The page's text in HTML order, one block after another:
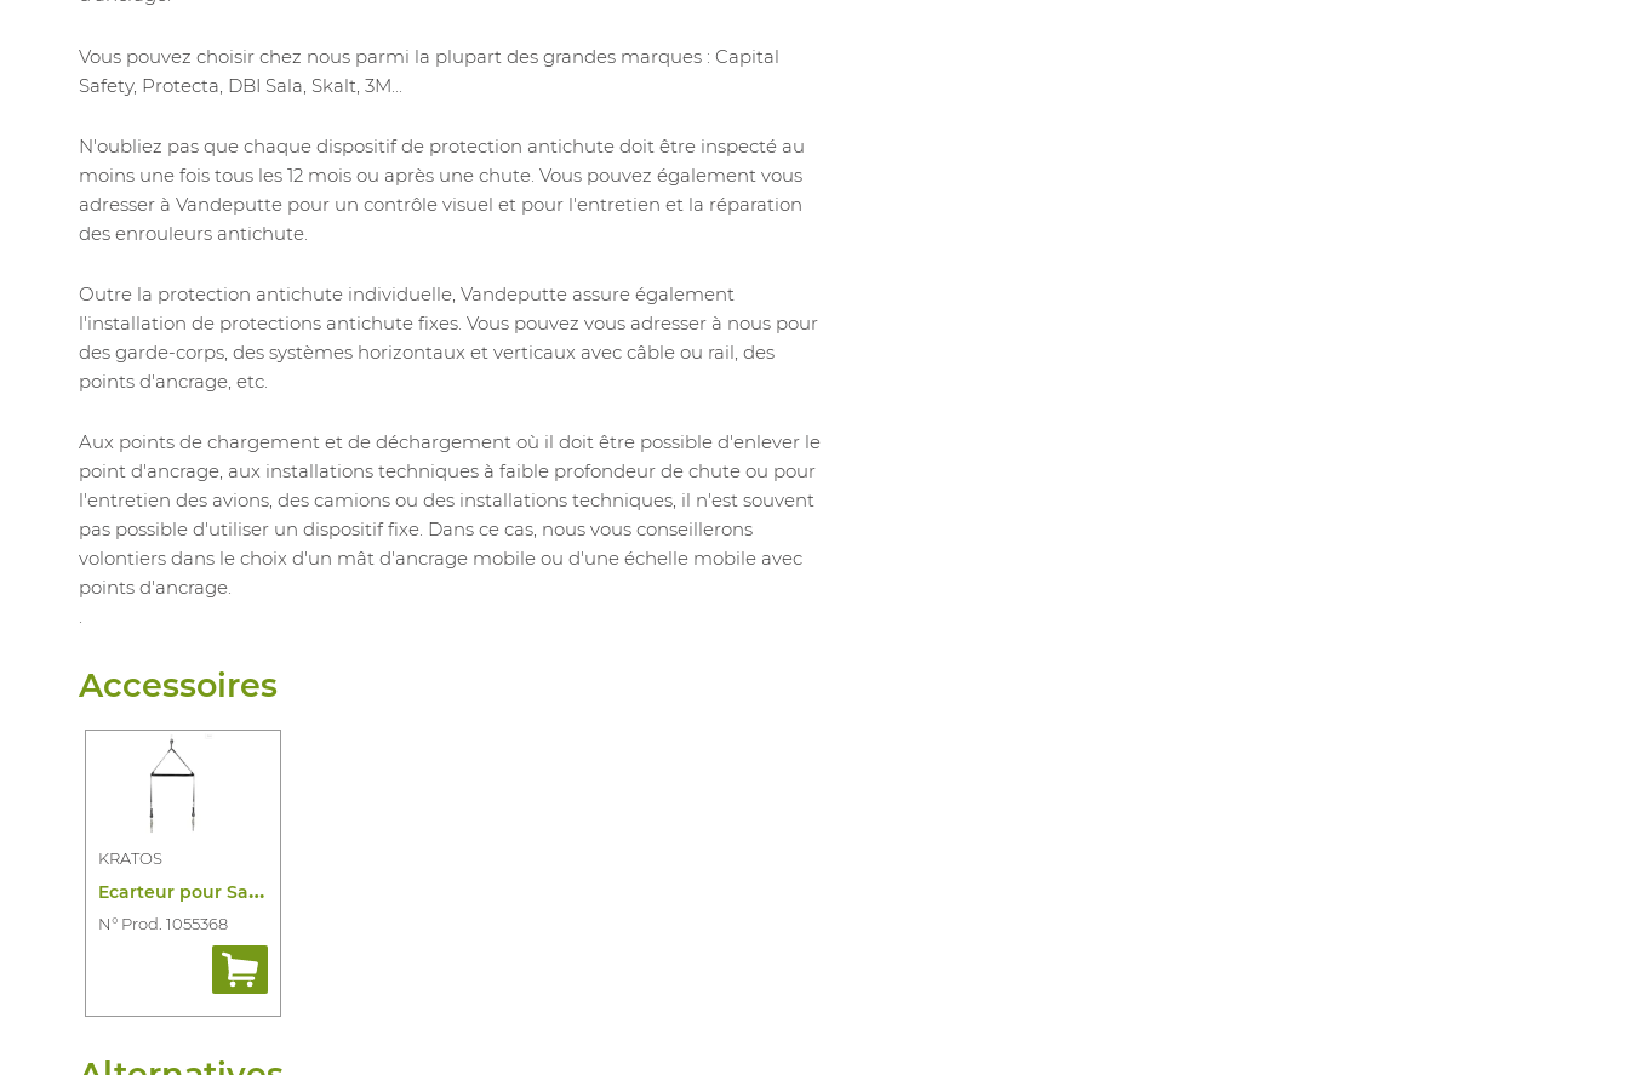
Vous pouvez choisir chez nous parmi la plupart des grandes marques : Capital
Safety, Protecta, DBI Sala, Skalt, 3M...
N'oubliez pas que chaque dispositif de protection antichute doit être inspecté au
moins une fois tous les 12 mois ou après une chute. Vous pouvez également vous
adresser à Vandeputte pour un contrôle visuel et pour l'entretien et la réparation
des enrouleurs antichute.
Outre la protection antichute individuelle, Vandeputte assure également
l'installation de protections antichute fixes. Vous pouvez vous adresser à nous pour
des garde-corps, des systèmes horizontaux et verticaux avec câble ou rail, des
points d'ancrage, etc.
Aux points de chargement et de déchargement où il doit être possible d'enlever le
point d'ancrage, aux installations techniques à faible profondeur de chute ou pour
l'entretien des avions, des camions ou des installations techniques, il n'est souvent
pas possible d'utiliser un dispositif fixe. Dans ce cas, nous vous conseillerons
volontiers dans le choix d'un mât d'ancrage mobile ou d'une échelle mobile avec
points d'ancrage.
.
Accessoires
KRATOS
E
carteur pour Sauvetage en Espace Conf
N° Prod. 1055368